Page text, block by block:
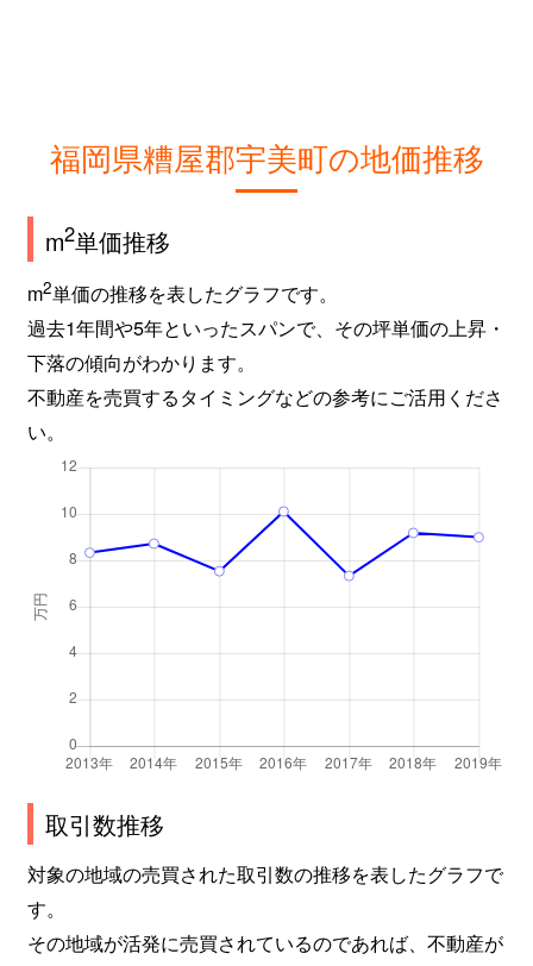
福岡県糟屋郡宇美町の地価推移
m2単価推移
m2単価の推移を表したグラフです。
過去1年間や5年といったスパンで、その坪単価の上昇・
下落の傾向がわかります。
不動産を売買するタイミングなどの参考にご活用くださ
い。
取引数推移
対象の地域の売買された取引数の推移を表したグラフで
す。
その地域が活発に売買されているのであれば、不動産が